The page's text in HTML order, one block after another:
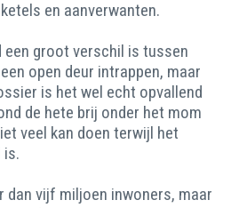
en aanverwanten.
een groot verschil is tussen
open deur intrappen, maar
is het wel echt opvallend
de hete brij onder het mom
veel kan doen terwijl het
is.
dan vijf miljoen inwoners, maar